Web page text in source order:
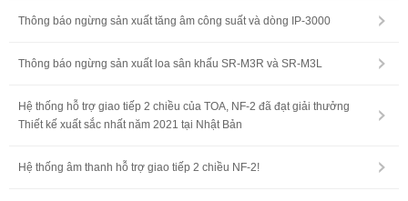
Thông báo ngừng sản xuất tăng âm công suất và dòng IP-3000
Thông báo ngừng sản xuất loa sân khấu SR-M3R và SR-M3L
Hệ thống hỗ trợ giao tiếp 2 chiều của TOA, NF-2 đã đạt giải thưởng
Thiết kế xuất sắc nhất năm 2021 tại Nhật Bản
Hệ thống âm thanh hỗ trợ giao tiếp 2 chiều NF-2!